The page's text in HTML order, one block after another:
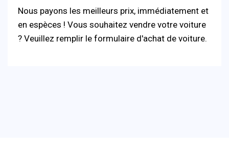
Nous payons les meilleurs prix, immédiatement et
en espèces ! Vous souhaitez vendre votre voiture
? Veuillez remplir le formulaire d'achat de voiture.